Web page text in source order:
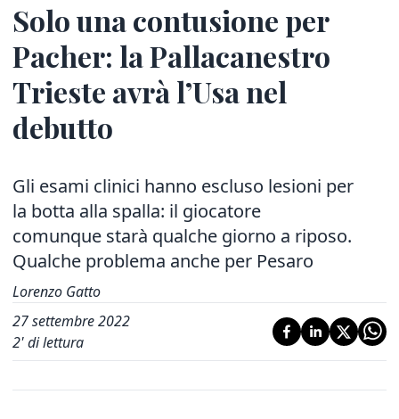
Solo una contusione per
Pacher: la Pallacanestro
Trieste avrà l’Usa nel
debutto
Gli esami clinici hanno escluso lesioni per
la botta alla spalla: il giocatore
comunque starà qualche giorno a riposo.
Qualche problema anche per Pesaro
Lorenzo Gatto
27 settembre 2022
2' di lettura